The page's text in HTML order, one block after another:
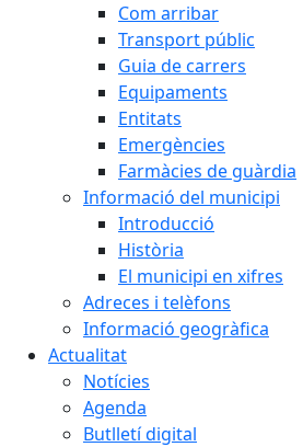
Com arribar
Transport públic
Guia de carrers
Equipaments
Entitats
Emergències
Farmàcies de guàrdia
Informació del municipi
Introducció
Història
El municipi en xifres
Adreces i telèfons
Informació geogràfica
Actualitat
Notícies
Agenda
Butlletí digital